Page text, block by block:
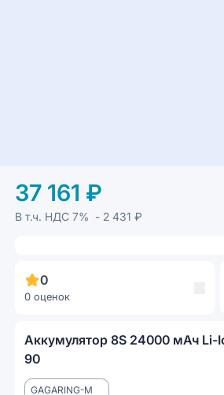
37 161 ₽
В т.ч. НДС7% - 2 431 ₽
0
0 оценок
Аккумулятор 8S 24000 мАч Li-
90
GAGARING-M